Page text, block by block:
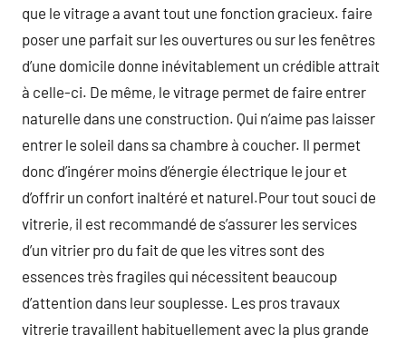
que le vitrage a avant tout une fonction gracieux. faire
poser une parfait sur les ouvertures ou sur les fenêtres
d’une domicile donne inévitablement un crédible attrait
à celle-ci. De même, le vitrage permet de faire entrer
naturelle dans une construction. Qui n’aime pas laisser
entrer le soleil dans sa chambre à coucher. Il permet
donc d’ingérer moins d’énergie électrique le jour et
d’offrir un confort inaltéré et naturel.Pour tout souci de
vitrerie, il est recommandé de s’assurer les services
d’un vitrier pro du fait de que les vitres sont des
essences très fragiles qui nécessitent beaucoup
d’attention dans leur souplesse. Les pros travaux
vitrerie travaillent habituellement avec la plus grande